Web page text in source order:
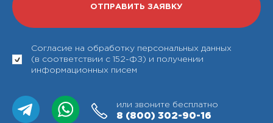
Согласие на обработку персональных данных
(в соответствии с 152-ФЗ) и получении
информационных писем
или звоните бесплатно
8 (800) 302-90-16